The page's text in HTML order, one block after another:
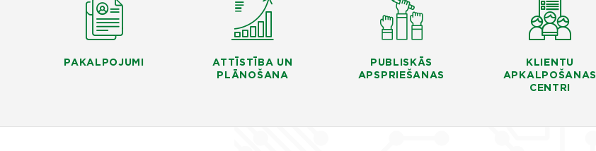
PAKALPOJUMI
ATTĪSTĪBA UN
PLĀNOŠANA
PUBLISKĀS
APSPRIEŠANAS
KLIENTU
APKALPOŠANAS
CENTRI